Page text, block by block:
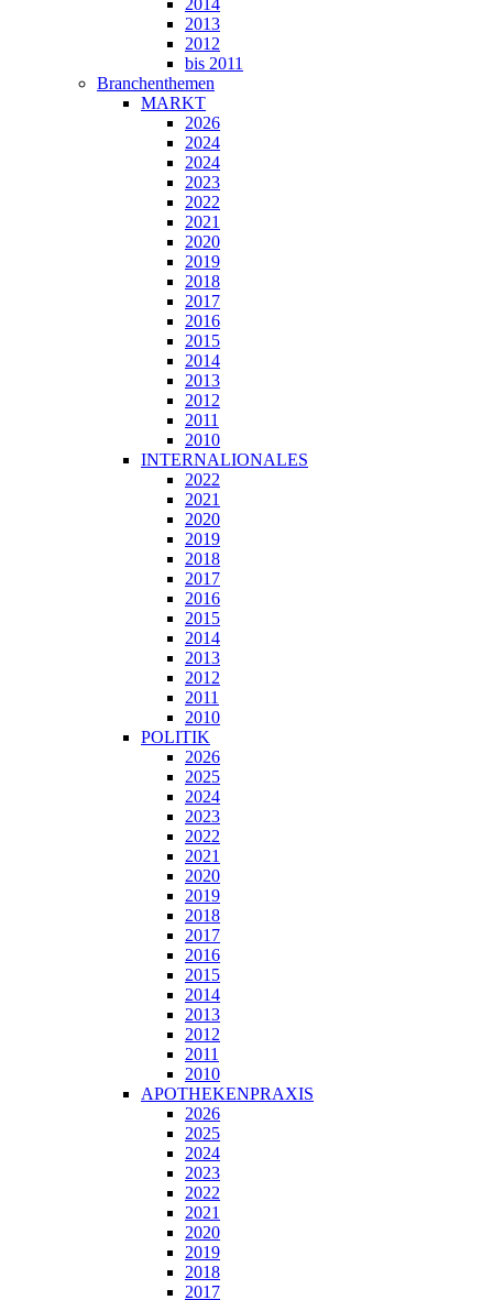
2014
2013
2012
bis 2011
Branchenthemen
MARKT
2026
2024
2024
2023
2022
2021
2020
2019
2018
2017
2016
2015
2014
2013
2012
2011
2010
INTERNALIONALES
2022
2021
2020
2019
2018
2017
2016
2015
2014
2013
2012
2011
2010
POLITIK
2026
2025
2024
2023
2022
2021
2020
2019
2018
2017
2016
2015
2014
2013
2012
2011
2010
APOTHEKENPRAXIS
2026
2025
2024
2023
2022
2021
2020
2019
2018
2017